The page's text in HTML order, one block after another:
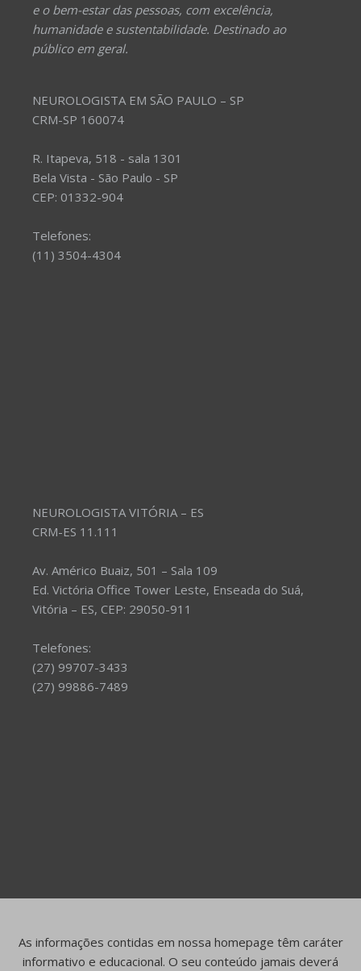
e o bem-estar das pessoas, com excelência,
humanidade e sustentabilidade. Destinado ao
público em geral.
NEUROLOGISTA EM SÃO PAULO – SP
CRM-SP 160074
R. Itapeva, 518 - sala 1301
Bela Vista - São Paulo - SP
CEP: 01332-904
Telefones:
(11) 3504-4304
NEUROLOGISTA VITÓRIA – ES
CRM-ES 11.111
Av. Américo Buaiz, 501 – Sala 109
Ed. Victória Office Tower Leste, Enseada do Suá,
Vitória – ES, CEP: 29050-911
Telefones:
(27) 99707-3433
(27) 99886-7489
As informações contidas em nossa homepage têm caráter
informativo e educacional. O seu conteúdo jamais deverá